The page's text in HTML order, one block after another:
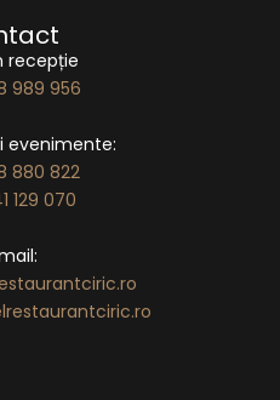
recepție
989 956
evenimente:
880 822
129 070